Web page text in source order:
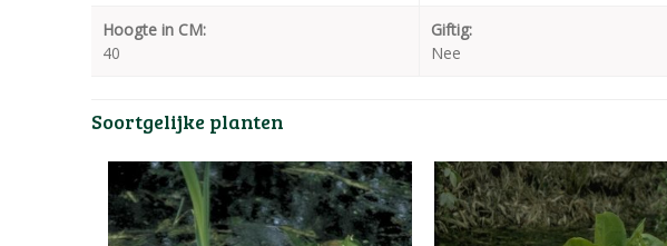
Hoogte in CM:
40
Giftig:
Nee
Soortgelijke planten